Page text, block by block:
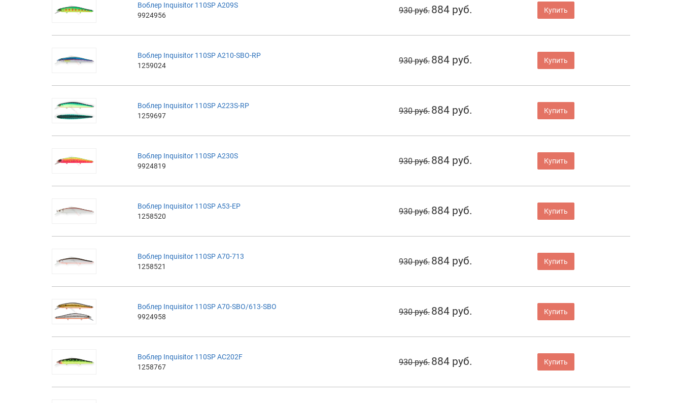
Воблер Inquisitor 110SP A209S
9924956
930 руб. 884 руб. Купить
Воблер Inquisitor 110SP A210-SBO-RP
1259024
930 руб. 884 руб. Купить
Воблер Inquisitor 110SP A223S-RP
1259697
930 руб. 884 руб. Купить
Воблер Inquisitor 110SP A230S
9924819
930 руб. 884 руб. Купить
Воблер Inquisitor 110SP A53-EP
1258520
930 руб. 884 руб. Купить
Воблер Inquisitor 110SP A70-713
1258521
930 руб. 884 руб. Купить
Воблер Inquisitor 110SP A70-SBO/613-SBO
9924958
930 руб. 884 руб. Купить
Воблер Inquisitor 110SP AC202F
1258767
930 руб. 884 руб. Купить